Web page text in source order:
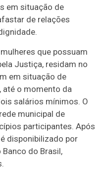
em situação de
de relações
que possuam
Justiça, residam no
em situação de
até o momento da
salários mínimos. O
municipal de
participantes. Após
disponibilizado por
do Brasil,